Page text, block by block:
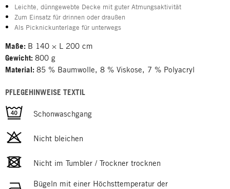
Leichte, dünngewebte Decke mit guter Atmungsaktivität
Zum Einsatz für drinnen oder draußen
Als Picknickunterlage für unterwegs
Maße: B 140 × L 200 cm
Gewicht: 800 g
Material: 85 % Baumwolle, 8 % Viskose, 7 % Polyacryl
PFLEGEHINWEISE TEXTIL
Schonwaschgang
Nicht bleichen
Nicht im Tumbler / Trockner trocknen
Bügeln mit einer Höchsttemperatur der